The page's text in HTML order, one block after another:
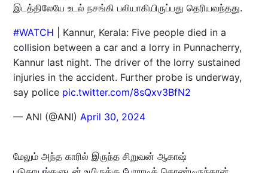
இடத்திலேயே உடல் நசங்கி பலியாகியிருப்பது தெரியவந்தது.
#WATCH | Kannur, Kerala: Five people died in a
collision between a car and a lorry in Punnacherry,
Kannur last night. The driver of the lorry sustained
injuries in the accident. Further probe is underway,
say police pic.twitter.com/8sQxv3BfN2
— ANI (@ANI) April 30, 2024
மேலும் அந்த காரில் இருந்த சிறுவன் ஆகாஷ்